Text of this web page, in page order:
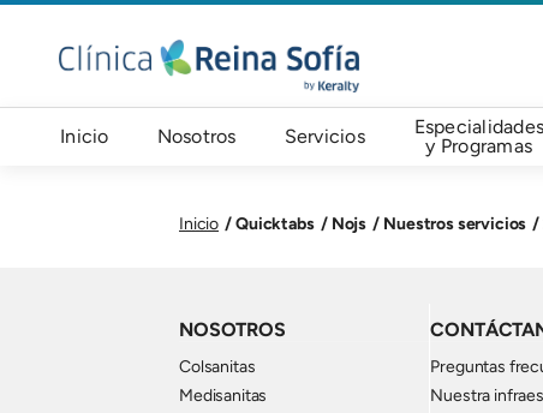
Pasar al contenido principal
Navegación principal
Inicio Nosotros Servicios
Especialidades
y Programas
Inicio Quicktabs Nojs Nuestros servicios
NOSOTROS
Colsanitas
Medisanitas
Preguntas
Nuestra